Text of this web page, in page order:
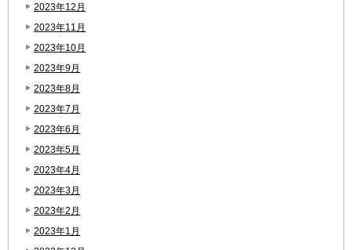
2023年12月
2023年11月
2023年10月
2023年9月
2023年8月
2023年7月
2023年6月
2023年5月
2023年4月
2023年3月
2023年2月
2023年1月